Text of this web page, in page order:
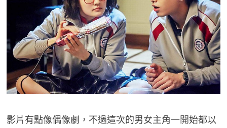
影片有點像偶像劇，不過這次的男女主角一開始都以